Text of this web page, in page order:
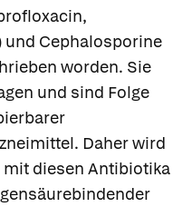
und Cephalosporine
worden. Sie
und sind Folge
Daher wird
diesen Antibiotika